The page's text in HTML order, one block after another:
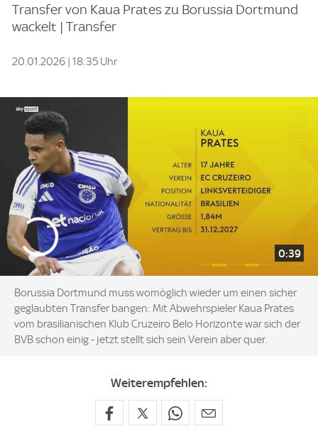
Transfer von Kaua Prates zu Borussia Dortmund
wackelt | Transfer
20.01.2026 | 18:35 Uhr
0:39
Borussia Dortmund muss womöglich wieder um einen sicher
geglaubten Transfer bangen: Mit Abwehrspieler Kaua Prates
vom brasilianischen Klub Cruzeiro Belo Horizonte war sich der
BVB schon einig - jetzt stellt sich sein Verein aber quer.
Weiterempfehlen: